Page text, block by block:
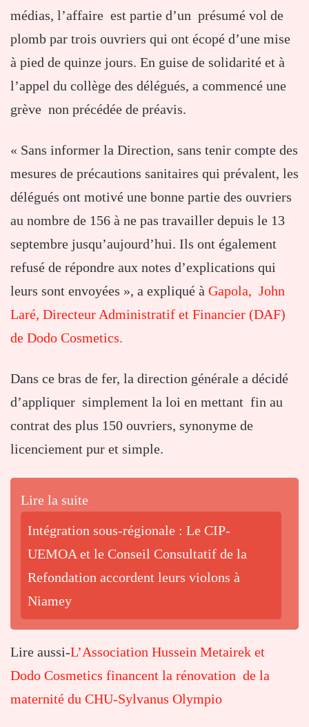
médias, l’affaire est partie d’un présumé vol de
plomb par trois ouvriers qui ont écopé d’une mise
à pied de quinze jours. En guise de solidarité et à
l’appel du collège des délégués, a commencé une
grève non précédée de préavis.
« Sans informer la Direction, sans tenir compte des
mesures de précautions sanitaires qui prévalent, les
délégués ont motivé une bonne partie des ouvriers
au nombre de 156 à ne pas travailler depuis le 13
septembre jusqu’aujourd’hui. Ils ont également
refusé de répondre aux notes d’explications qui
leurs sont envoyées », a expliqué à Gapola, John
Laré, Directeur Administratif et Financier (DAF)
de Dodo Cosmetics.
Dans ce bras de fer, la direction générale a décidé
d’appliquer simplement la loi en mettant fin au
contrat des plus 150 ouvriers, synonyme de
licenciement pur et simple.
Lire la suite
Intégration sous-régionale : Le CIP-
UEMOA et le Conseil Consultatif de la
Refondation accordent leurs violons à
Niamey
Lire aussi-L’Association Hussein Metairek et
Dodo Cosmetics financent la rénovation de la
maternité du CHU-Sylvanus Olympio